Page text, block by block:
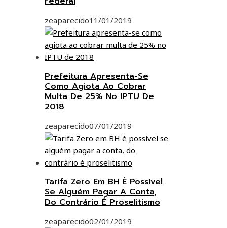
zeaparecido11/01/2019
Prefeitura Apresenta-Se
Como Agiota Ao Cobrar
Multa De 25% No IPTU De
2018
zeaparecido07/01/2019
Tarifa Zero Em BH É Possível
Se Alguém Pagar A Conta,
Do Contrário É Proselitismo
zeaparecido02/01/2019